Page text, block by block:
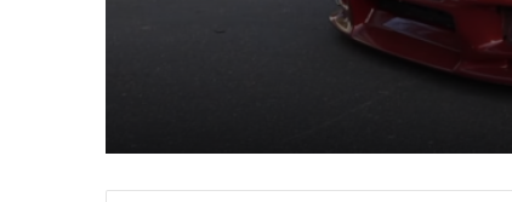
автомобилей на
населения в США